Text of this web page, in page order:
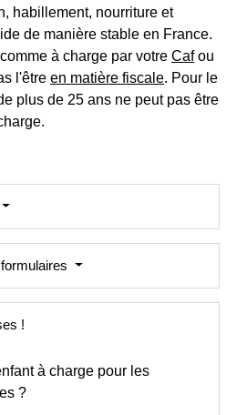
habillement, nourriture et
de manière stable en France.
à charge par votre Cafou
l'être en matière fiscale. Pour le
plus de 25 ans ne peut pas être
!
à charge pour les
?